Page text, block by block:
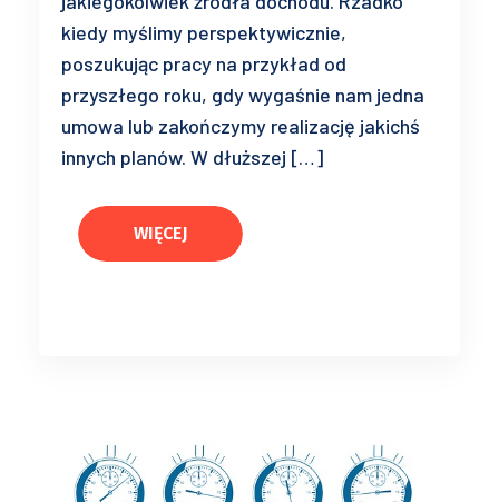
kiedy myślimy perspektywicznie,
poszukując pracy na przykład od
przyszłego roku, gdy wygaśnie nam jedna
umowa lub zakończymy realizację jakichś
innych planów. W dłuższej […]
WIĘCEJ